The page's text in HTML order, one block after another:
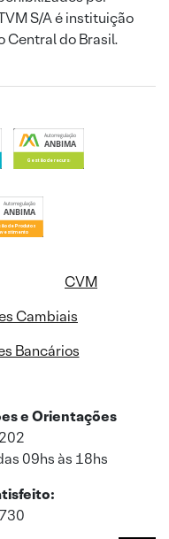
S/A é instituição
Central do Brasil.
CVM
Cambiais
Bancários
e Orientações
09hs às 18hs